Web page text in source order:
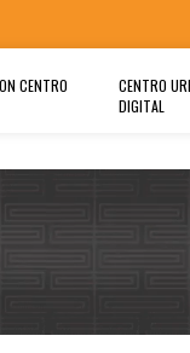
CENTRO
CENTRO
DIGITAL